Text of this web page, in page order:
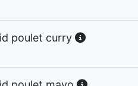
poulet curry